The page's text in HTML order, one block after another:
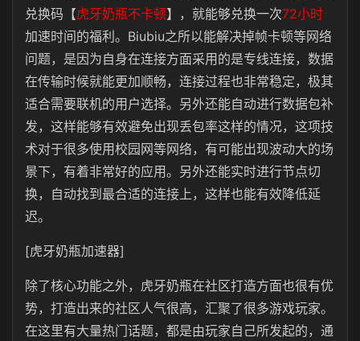
兑换码【虎牙奶瓶不卡顿】，就能够兑换一次72小时
加速时间的福利。Biubiu之所以能解决掉帧卡顿等网络
问题，是因为自身在连接方面采用的是专线连接，数据
在传输时候就能更加顺畅，连接过程也非常稳定，极其
适合需要联机的用户选择。另外还能自动进行数据包补
发，这样能够有效避免出现丢包率这样的情况，这项技
术对于很多使用校园网等网络，有可能出现波动大的场
景下，有着非常好的应用。另外还能实时进行节点切
换，自动找到最合适的连接上，这样也能有效降低延
迟。
[虎牙奶瓶加速器]
除了核心功能之外，虎牙奶瓶在社区打造方面也很有优
势，打造出来的社区人气很高，汇聚了很多游戏玩家。
在这里有大量热门话题，都是由玩家自己所发起的，通